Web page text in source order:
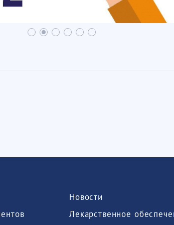
Новости
Лекарственное